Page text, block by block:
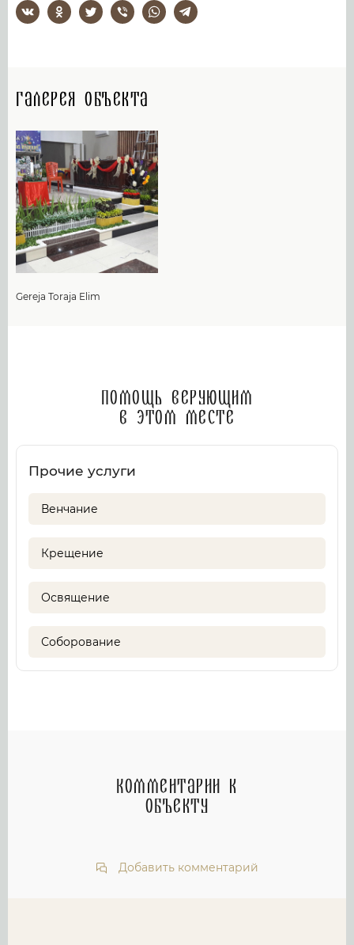
Галерея объекта
Gereja Toraja Elim
Помощь верующим
в этом месте
Прочие услуги
Венчание
Крещение
Освящение
Соборование
Комментарии к
объекту
Добавить комментарий